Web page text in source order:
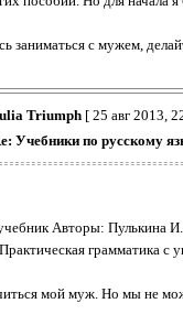
заниматься с мужем,
Triumph [ 25 авг 2013,
Учебники по русскому
Авторы: Пулькина
грамматика
мой муж. Но мы не